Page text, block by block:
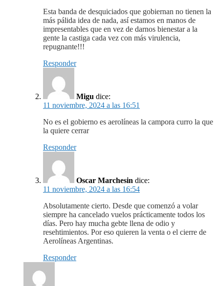
Esta banda de desquiciados que gobiernan no tienen la
más pálida idea de nada, así estamos en manos de
impresentables que en vez de darnos bienestar a la
gente la castiga cada vez con más virulencia,
repugnante!!!
Responder
Migu dice:
11 noviembre, 2024 a las 16:51
No es el gobierno es aerolíneas la campora curro la que
la quiere cerrar
Responder
Oscar Marchesin dice:
11 noviembre, 2024 a las 16:54
Absolutamente cierto. Desde que comenzó a volar
siempre ha cancelado vuelos prácticamente todos los
días. Pero hay mucha gebte llena de odio y
resehtimientos. Por eso quieren la venta o el cierre de
Aerolíneas Argentinas.
Responder